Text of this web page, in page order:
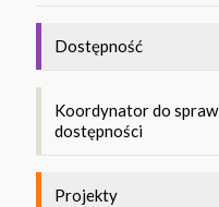
Dostępność
Koordynator do spraw
dostępności
Projekty